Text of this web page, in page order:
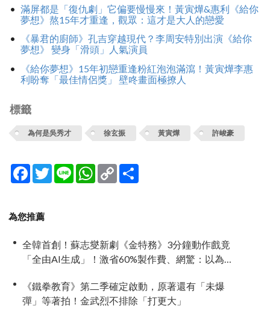
滿屏都是「復仇劇」它偏要慢慢來！黃寅燁&惠利《給你
夢想》熬15年才重逢，觀眾：這才是大人的戀愛
《暴君的廚師》孔吉穿越現代？李周安特別出演《給你
夢想》 變身「滑頭」人氣演員
《給你夢想》15年初戀重逢粉紅泡泡滿瀉！黃寅燁李惠
利盼奪「最佳情侶獎」 壁咚畫面極撩人
標籤
為何是吳秀才 徐玄振 黃寅燁 許峻豪
Facebook
TwitterLine WhatsApp
Copy
Link
為您推薦
全韓首創！蘇志燮新劇《金特務》3分鐘動作戲竟
「全由AI生成」！激省60%製作費、網驚：以為
《鐵拳教育》第二季確定啟動，原著還有「未爆
彈」等著拍！金武烈不排除「打更大」